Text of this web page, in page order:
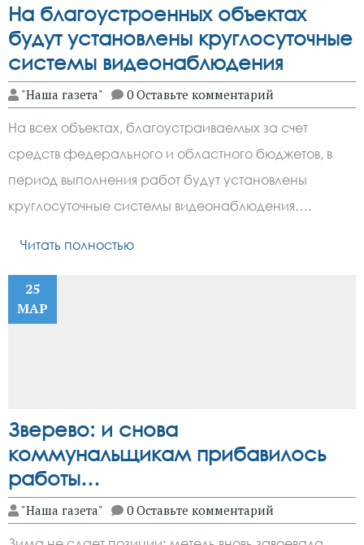
На благоустроенных объектах
будут установлены круглосуточные
системы видеонаблюдения
"Наша газета" 0 Оставьте комментарий
На всех объектах, благоустраиваемых за счет
средств федерального и областного бюджетов, в
период выполнения работ будут установлены
круглосуточные системы видеонаблюдения….
Читать полностью
25
МАР
Зверево: и снова
коммунальщикам прибавилось
работы…
"Наша газета" 0 Оставьте комментарий